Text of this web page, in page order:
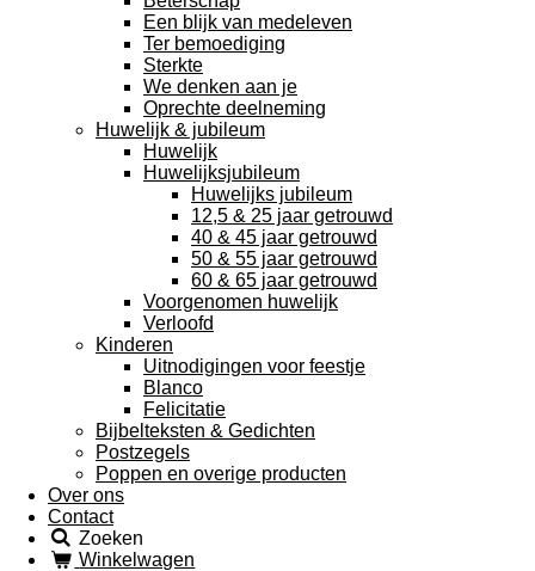
Een blijk van medeleven
Ter bemoediging
Sterkte
We denken aan je
Oprechte deelneming
Huwelijk & jubileum
Huwelijk
Huwelijksjubileum
Huwelijks jubileum
12,5 & 25 jaar getrouwd
40 & 45 jaar getrouwd
50 & 55 jaar getrouwd
60 & 65 jaar getrouwd
Voorgenomen huwelijk
Verloofd
Kinderen
Uitnodigingen voor feestje
Blanco
Felicitatie
Bijbelteksten & Gedichten
Postzegels
Poppen en overige producten
Over ons
Contact
Zoeken
Winkelwagen